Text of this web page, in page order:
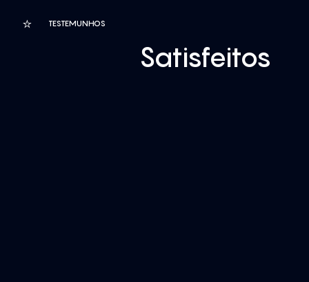
⭐ TESTEMUNHOS
Satisfeitos